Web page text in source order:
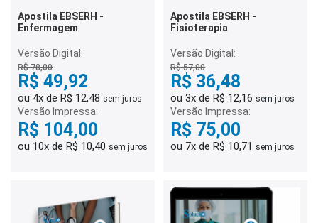
Apostila EBSERH -
Enfermagem
Versão Digital:
R$ 78,00
R$ 49,92
ou 4x de R$ 12,48 sem juros
Versão Impressa:
R$ 104,00
ou 10x de R$ 10,40 sem juros
Apostila EBSERH -
Fisioterapia
Versão Digital:
R$ 57,00
R$ 36,48
ou 3x de R$ 12,16 sem juros
Versão Impressa:
R$ 75,00
ou 7x de R$ 10,71 sem juros